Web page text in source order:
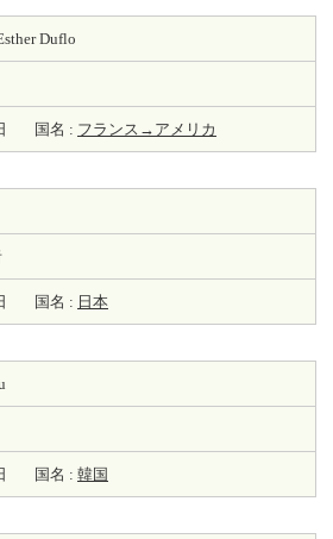
Duflo
国名 : フランス→アメリカ
国名 : 日本
国名 : 韓国